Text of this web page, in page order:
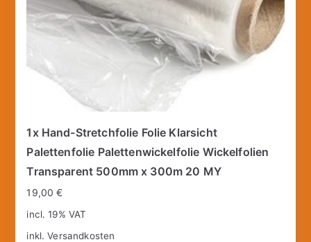
1x Hand-Stretchfolie Folie Klarsicht
Palettenfolie Palettenwickelfolie Wickelfolien
Transparent 500mm x 300m 20 MY
19,00€
incl. 19% VAT
inkl.Versandkosten